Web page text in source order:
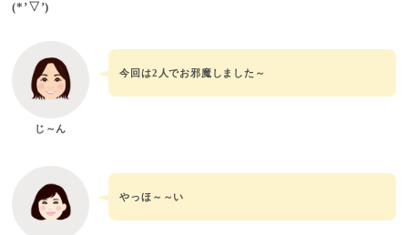
(*’▽’)
じ～ん
今回は2人でお邪魔しました～
やっほ～～い